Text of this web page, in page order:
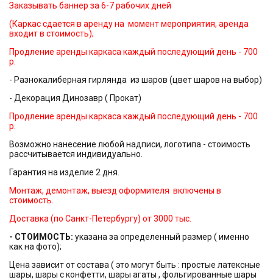
Заказывать баннер за 6-7 рабочих дней
(Каркас сдается в аренду на момент мероприятия, аренда
входит в стоимость);
Продление аренды каркаса каждый последующий день - 700
р.
- Разнокалиберная гирлянда из шаров (цвет шаров на выбор)
- Декорация Динозавр ( Прокат)
Продление аренды каркаса каждый последующий день - 700
р.
Возможно нанесение любой надписи, логотипа - стоимость
рассчитывается индивидуально.
Гарантия на изделие 2 дня.
Монтаж, демонтаж, выезд оформителя включены в
стоимость.
Доставка (по Санкт-Петербургу) от 3000 тыс.
- СТОИМОСТЬ: указана за определенный размер ( именно
как на фото);
Цена зависит от состава ( это могут быть : простые латексные
шары, шары с конфетти, шары агаты , фольгированные шары